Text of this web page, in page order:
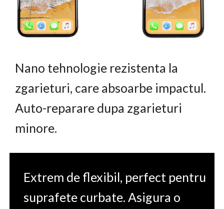
Nano tehnologie rezistenta la
zgarieturi, care absoarbe impactul.
Auto-reparare dupa zgarieturi
minore.
Extrem de flexibil, perfect pentru
suprafete curbate. Asigura o